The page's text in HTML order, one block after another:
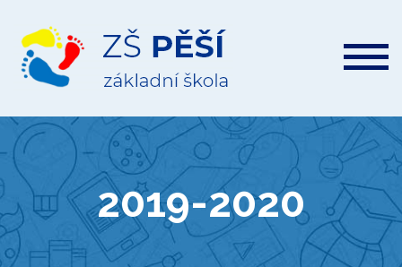
ZŠ
Pěší
2019-2020